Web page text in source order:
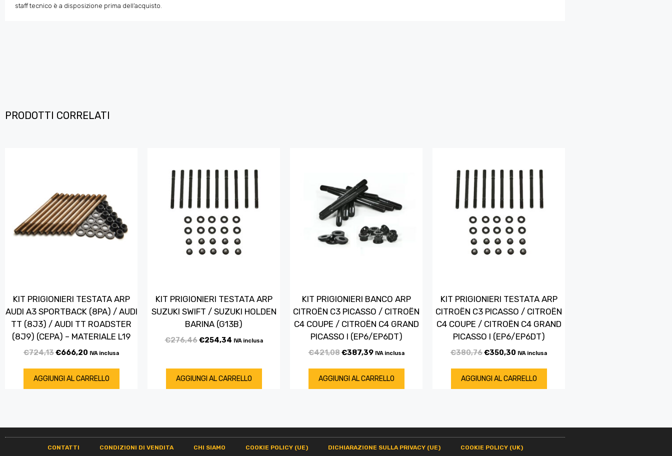
staff tecnico è a disposizione prima dell’acquisto.
PRODOTTI CORRELATI
KIT PRIGIONIERI TESTATA ARP
AUDI A3 SPORTBACK (8PA) / AUDI
TT (8J3) / AUDI TT ROADSTER
(8J9) (CEPA) – MATERIALE L19
€724,13€666,20 IVA inclusa
AGGIUNGI AL CARRELLO
KIT PRIGIONIERI TESTATA ARP
SUZUKI SWIFT / SUZUKI HOLDEN
BARINA (G13B)
€276,46€254,34 IVA inclusa
AGGIUNGI AL CARRELLO
KIT PRIGIONIERI BANCO ARP
CITROËN C3 PICASSO / CITROËN
C4 COUPE / CITROËN C4 GRAND
PICASSO I (EP6/EP6DT)
€421,08€387,39 IVA inclusa
AGGIUNGI AL CARRELLO
KIT PRIGIONIERI TESTATA ARP
CITROËN C3 PICASSO / CITROËN
C4 COUPE / CITROËN C4 GRAND
PICASSO I (EP6/EP6DT)
€380,76€350,30 IVA inclusa
AGGIUNGI AL CARRELLO
CONTATTI CONDIZIONI DI VENDITA CHI SIAMO COOKIE POLICY (UE) DICHIARAZIONE SULLA PRIVACY (UE) COOKIE POLICY (UK)